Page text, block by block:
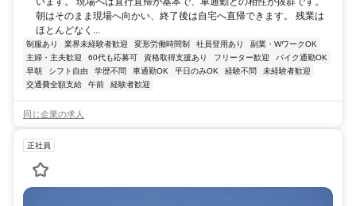
朝はそのまま現場へ向かい、終了後は自宅へ直帰できます。 残業は
ほとんどなく...
制服あり 業界未経験者歓迎 変形労働時間制 社員登用あり
副業・WワークOK
主婦・主夫歓迎
60代も応募可 資格取得支援あり フリーター歓迎
バイク通勤OK
早朝
シフト自由 学歴不問 車通勤OK 平日のみOK 経験不問
未経験者歓迎
交通費全額支給
午前 経験者歓迎
同じ企業の求人
正社員